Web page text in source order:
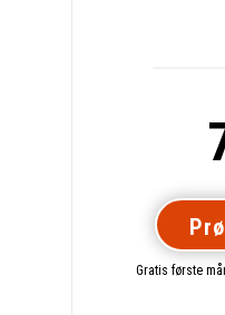
Gratis første